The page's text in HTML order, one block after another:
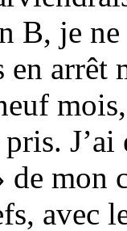
B, je
en arrêt
pris.
de mon
avec